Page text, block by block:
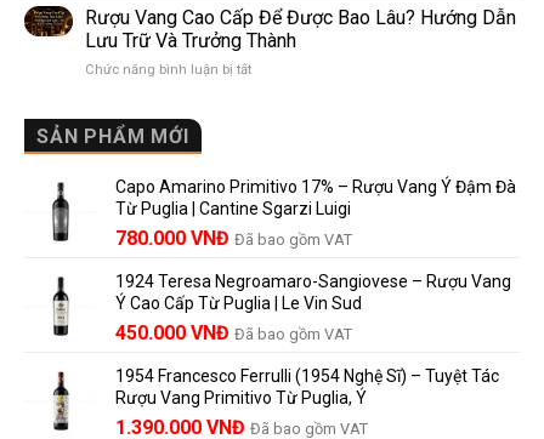
Dễ
Hiểu
Người
khác
nhau
và
vì
lựa
chọn
đáng
en
Bouteille
au
Château
nhãn
rượu
vang
và
những
người
vang
nên
biết
Rượu Vang Cao Cấp Để Được Bao Lâu? Hướng Dẫn
Lưu Trữ Và Trưởng Thành
Chức năng bình luận bị tắtở
Được
Bao
Lâu?
Hướng
Dẫn
Lưu
Trữ
Và
Thành
SẢN PHẨM MỚI
Capo Amarino Primitivo 17% – Rượu Vang Ý Đậm Đà
Từ Puglia | Cantine Sgarzi Luigi
Giá
là:
858.000 VNĐ.
780.000 VNĐ Giá
tại
là:
780.000 VNĐ.
Đã bao gồm VAT
1924 Teresa Negroamaro-Sangiovese – Rượu Vang
Ý Cao Cấp Từ Puglia | Le Vin Sud
Giá
là:
495.000 VNĐ.
450.000 VNĐ Giá
tại
là:
450.000 VNĐ.
Đã bao gồm VAT
1954 Francesco Ferrulli (1954 Nghệ Sĩ) – Tuyệt Tác
Rượu Vang Primitivo Từ Puglia, Ý
Giá
1.390.000 VNĐ Giá
Đã bao gồm VAT